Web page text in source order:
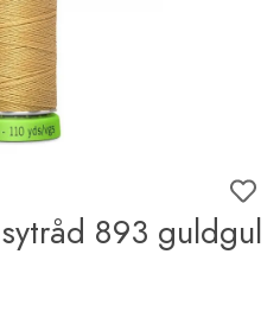
893 guldgul